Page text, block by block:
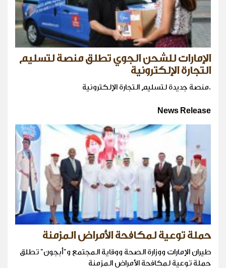
الإمارات للشحن الجوي تطلق منصة لتسليم
التجارة الإلكترونية
.منصة جديدة لتسليم التجارة الإلكترونية
News Release
حملة توعية لمكافحة الأمراض المزمنة
طيران الإمارات ووزارة الصحة ووقاية المجتمع و"أبجون" تطلق
حملة توعية لمكافحة الأمراض المزمنة